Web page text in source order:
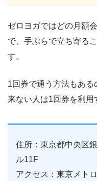
ゼロヨガではどの月額
で、手ぶらで立ち寄る
す。
1回券で通う方法もあ
来ない人は1回券を利用
住所：東京都中央区
ル11F
アクセス：東京メト